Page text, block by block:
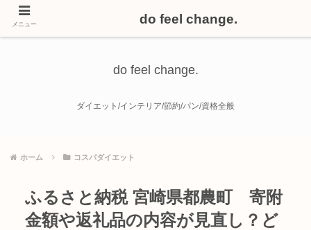
do feel change.
ダイエット/インテリア/節約/パン/資格全般
ホーム コスパダイエット
ふるさと納税 宮崎県都農町 寄附
金額や返礼品の内容が見直し？ど
メニュー do feel change.